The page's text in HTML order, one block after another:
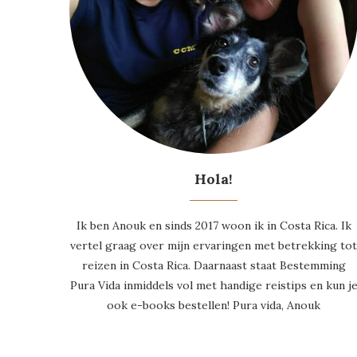
Hola!
Ik ben Anouk en sinds 2017 woon ik in Costa Rica. Ik
vertel graag over mijn ervaringen met betrekking tot
reizen in Costa Rica. Daarnaast staat Bestemming
Pura Vida inmiddels vol met handige reistips en kun je
ook e-books bestellen! Pura vida, Anouk